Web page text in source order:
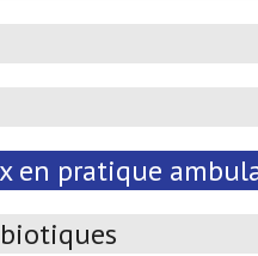
pratique